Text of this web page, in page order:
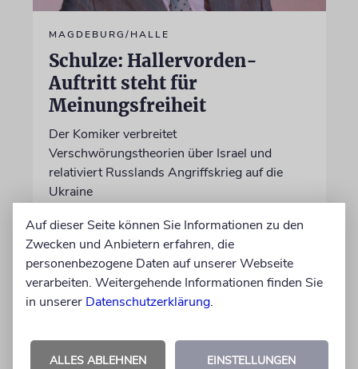
MAGDEBURG/HALLE
Schulze: Hallervorden-
Auftritt steht für
Meinungsfreiheit
Der Komiker verbreitet
Verschwörungstheorien über Israel und
relativiert Russlands Angriffskrieg auf die
Ukraine
06.08.2026
Auf dieser Seite können Sie Informationen zu den
Zwecken und Anbietern erfahren, die
personenbezogene Daten auf unserer Webseite
verarbeiten. Weitergehende Informationen finden Sie
in unserer Datenschutzerklärung.
ALLES ABLEHNEN EINSTELLUNGEN